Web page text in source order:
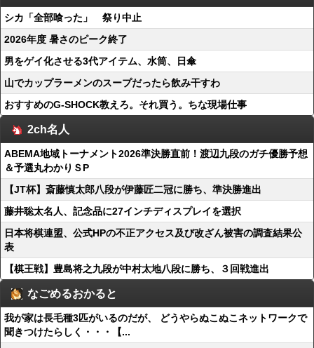
シカ「全部喰った」 祭り中止
2026年度 暑さのピーク終了
男をゲイ化させる3代アイテム、水筒、日傘
山でカップラーメンのスープだったら飲み干すわ
おすすめのG-SHOCK教えろ。それ買う。ちな現場仕事
2ch名人
ABEMA地域トーナメント2026準決勝直前！渡辺九段のガチ優勝予想
＆予選丸わかりＳP
【JT杯】斎藤慎太郎八段が伊藤匠二冠に勝ち、準決勝進出
藤井聡太名人、記念品に27インチディスプレイを選択
日本将棋連盟、公式HPの不正アクセス及び改ざん被害の調査結果公
表
【棋王戦】豊島将之九段が中村太地八段に勝ち、３回戦進出
なごめるおかると
我が家は長毛種3匹がいるのだが、 どうやらぬこぬこネットワークで
聞きつけたらしく・・・【...